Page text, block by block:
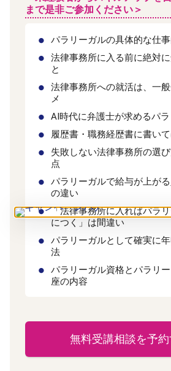
まで是非ご参加ください＞
パラリーガルの具体的な仕
法律事務所に入る前に絶対
と
法律事務所への就活は、一
メ
AI時代に弁護士が求めるパ
履歴書・職務経歴書に書い
失敗しない法律事務所の選
点
パラリーガルで給与が上が
の違い
「法律事務所に入ればパラ
につく」は間違い
パラリーガルとして確実に
法
パラリーガル資格とパラリ
座の内容
無料受講相談を予